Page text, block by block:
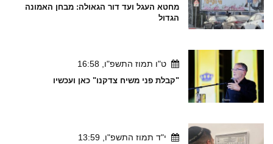
מחטא העגל ועד דור הגאולה: מבחן האמונה
הגדול
ט"ו תמוז התשפ"ו, 16:58
"קבלת פני משיח צדקנו" כאן ועכשיו
י"ד תמוז התשפ"ו, 13:59